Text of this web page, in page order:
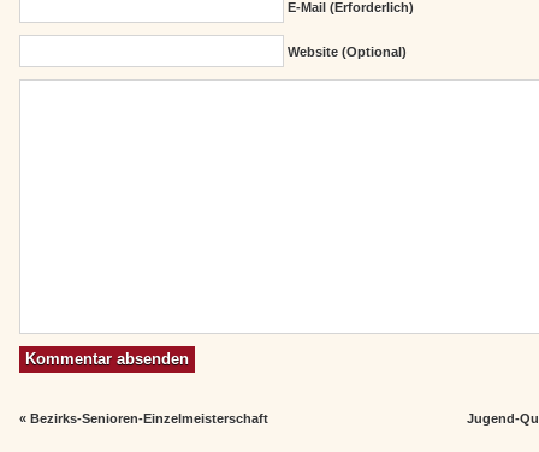
E-Mail (erforderlich)
Website (Optional)
«Bezirks-Senioren-Einzelmeisterschaft Jugend-